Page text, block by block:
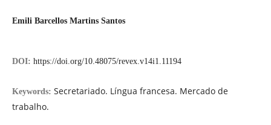
Emili Barcellos Martins Santos
DOI: https://doi.org/10.48075/revex.v14i1.11194
Keywords: Secretariado. Língua francesa. Mercado de
trabalho.